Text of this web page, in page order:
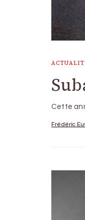
Cette
Frédéric